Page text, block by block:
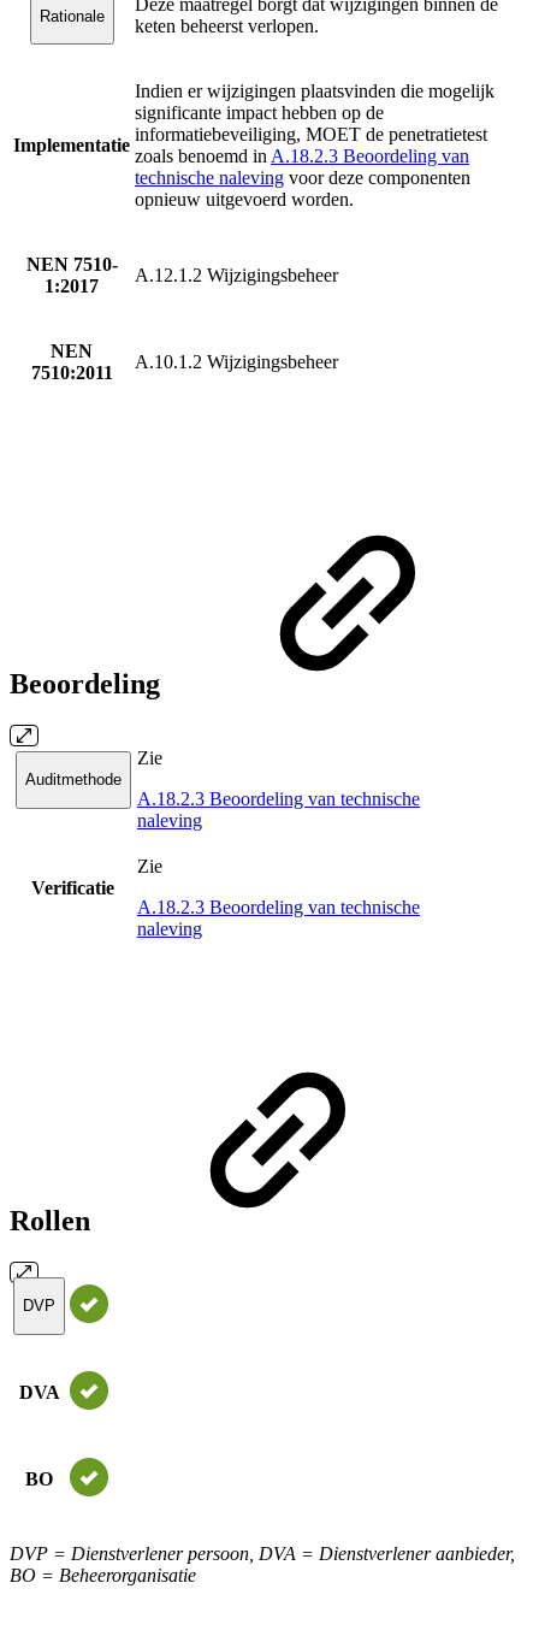
Rationale
Deze maatregel borgt dat wijzigingen binnen de
keten beheerst verlopen.
Implementatie
Indien er wijzigingen plaatsvinden die mogelijk
significante impact hebben op de
informatiebeveiliging, MOET de penetratietest
zoals benoemd in A.18.2.3 Beoordeling van
technische naleving voor deze componenten
opnieuw uitgevoerd worden.
NEN 7510-
1:2017
A.12.1.2 Wijzigingsbeheer
NEN
7510:2011
A.10.1.2 Wijzigingsbeheer
Beoordeling
Auditmethode
Zie
A.18.2.3 Beoordeling van technische
naleving
Verificatie
Zie
A.18.2.3 Beoordeling van technische
naleving
Rollen
DVP
DVA
BO
DVP = Dienstverlener persoon, DVA = Dienstverlener aanbieder,
BO = Beheerorganisatie